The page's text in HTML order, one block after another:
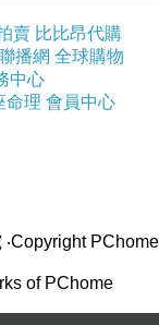
賣 比比昂代購
播網 全球購物
中心
命理 會員中心
‧Copyright PChome
of PChome